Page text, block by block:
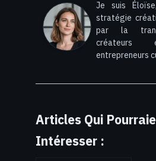
Je suis
stratégie
par la
créateurs
entrepreneurs
Articles Qui
Intéresser :